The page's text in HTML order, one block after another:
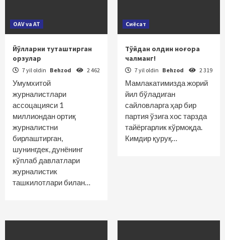
OAV va AT
Йўлларни туташтирган
орзулар
7 yil oldin Behzod 2 462
Умумхитой
журналистлари
ассоцацияси 1
миллиондан ортиқ
журналистни
бирлаштирган,
шунингдек, дунёнинг
кўплаб давлатлари
журналистик
ташкилотлари билан…
Сиёсат
Тўйдан олдин ноғора
чалманг!
7 yil oldin Behzod 2 319
Мамлакатимизда жорий
йил бўладиган
сайловларга ҳар бир
партия ўзига хос тарзда
тайёргарлик кўрмоқда.
Кимдир қуруқ…